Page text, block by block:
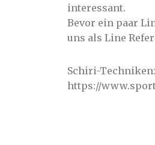
interessant.
Bevor ein paar
uns als Line
Schiri-Techniken:
https://